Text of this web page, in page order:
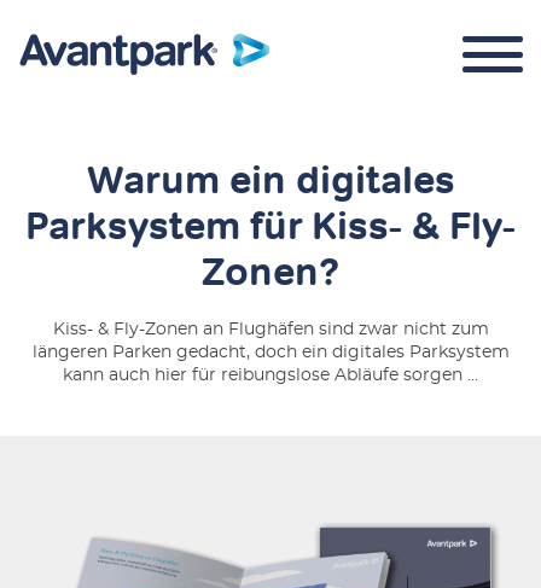
Warum ein digitales
Parksystem für Kiss- & Fly-
Zonen?
Kiss- & Fly-Zonen an Flughäfen sind zwar nicht zum
längeren Parken gedacht, doch ein digitales Parksystem
kann auch hier für reibungslose Abläufe sorgen ...
Parkraummanagement